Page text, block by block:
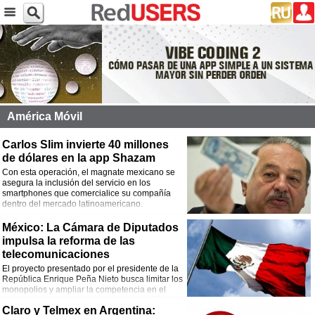
América Móvil
Carlos Slim invierte 40 millones
de dólares en la app Shazam
Con esta operación, el magnate mexicano se
asegura la inclusión del servicio en los
smartphones que comercialice su compañía
dentro del mercado latinoamericano.
México: La Cámara de Diputados
impulsa la reforma de las
telecomunicaciones
El proyecto presentado por el presidente de la
República Enrique Peña Nieto busca limitar los
monopolios y ampliar la competencia en el
de los más afectados.
Claro y Telmex en Argentina: